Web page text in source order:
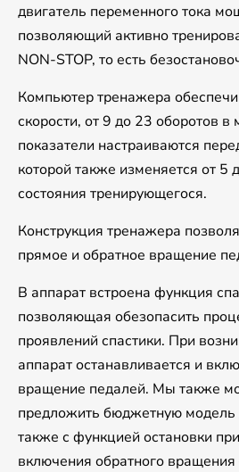
двигатель переменного тока
позволяющий активно
NON-STOP, то есть
Компьютер тренажера
скорости, от 9 до 23 оборотов в
показатели настраиваются
которой также изменяется от 5
состояния тренирующегося.
Конструкция тренажера
прямое и обратное вращение
В аппарат встроена функция
позволяющая обезопасить
проявлений спастики. При
аппарат останавливается и
вращение педалей. Мы также
предложить бюджетную модель
также с функцией остановки
включения обратного